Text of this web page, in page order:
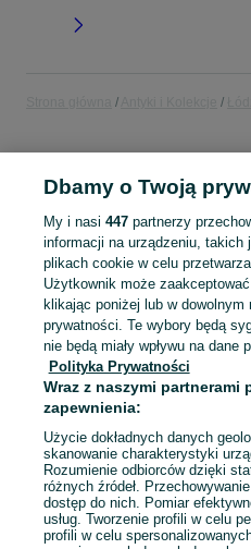
KATEGORIA
Mapa kategorii
Mapa miejscowości
Mapa ministron
Popularne wyszukiwania
Dbamy o Twoją
My i nasi 447partnerzy
informacji na urządzeniu, takich
plikach cookie w celu
Użytkownik może
klikając poniżej lub w
prywatności. Te wybory będą
nie będą miały wpływu na dane
Polityka Prywatności
Wraz z naszymi partnerami
zapewnienia:
Użycie dokładnych danych
skanowanie charakterystyki
Rozumienie odbiorców dzięki
różnych źródeł.
dostęp do nich. Pomiar
usług. Tworzenie profili w celu
profili w celu